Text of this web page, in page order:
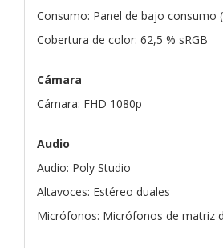
Consumo: Panel de bajo consumo
Cobertura de color: 62,5 % sRGB
Cámara
Cámara: FHD 1080p
Audio
Audio: Poly Studio
Altavoces: Estéreo duales
Micrófonos: Micrófonos de matriz